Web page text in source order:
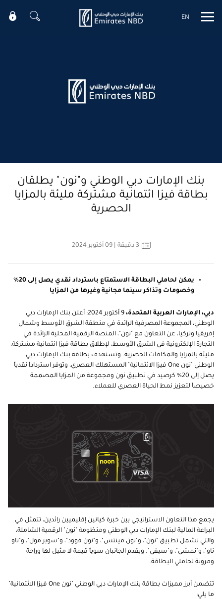
Mobile menu
EN
بنك الإمارات دبي الوطني و"نون" يطلقان
بطاقة فيزا ائتمانية مشتركة مليئة بالمزايا
الحصرية
3 دقيقة | 09 أكتوبر 2024
يمكن لحاملي البطاقة الاستمتاع باسترداد نقدي يصل إلى 20%
وخصومات وتذاكر سينما مجانية وغيرها من المزايا
دبي، الإمارات العربية المتحدة،
9 أكتوبر 2024: أعلن بنك الإمارات دبي
الوطني، المجموعة المصرفية الرائدة في منطقة الشرق الأوسط وشمال
إفريقيا وتركيا، عن التعاون مع "نون"، المنصة الرقمية المحلية الرائدة في
التجارة الإلكترونية في الشرق الأوسط، لإطلاق بطاقة فيزا ائتمانية مشتركة،
مليئة بالمزايا والمكافآت الحصرية. وتستهدف بطاقة بنك الإمارات دبي
الوطني
نون One فيزا الائتمانية المستهلك العصري، وتوفر استرداداً نقدياً
يصل إلى 20% كرصيد في تطبيق نون ومجموعة من المزايا المصممة
خصيصاً لتعزيز نمط الحياة العصري للعملاء.
يجمع هذا التعاون الاستراتيجي بين خبرة كيانين إقليميين رائدين، تتمثل في
البراعة المالية لبنك الإمارات دبي الوطني ومنظومة "نون" الرقمية الشاملة،
والتي تشمل تطبيق "نون"، و"نون مينتس"، و"نون فوود"، و"سوبر مول"، و"ناو
ناو"، و"نمشي"، و"سيفي". ويقدم الجانبان سوياً قيمة لا مثيل لها وراحة
ومرونة لحاملي البطاقة.
تتضمن أبرز مميزات بطاقة بنك الإمارات دبي الوطني نون One فيزا الائتمانية"
ما يلي: